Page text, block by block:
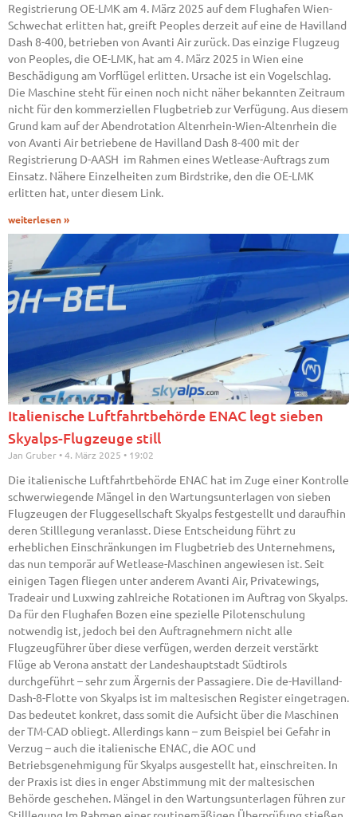
Registrierung OE-LMK am 4. März 2025 auf dem Flughafen Wien-
Schwechat erlitten hat, greift Peoples derzeit auf eine de Havilland
Dash 8-400, betrieben von Avanti Air zurück. Das einzige Flugzeug
von Peoples, die OE-LMK, hat am 4. März 2025 in Wien eine
Beschädigung am Vorflügel erlitten. Ursache ist ein Vogelschlag.
Die Maschine steht für einen noch nicht näher bekannten Zeitraum
nicht für den kommerziellen Flugbetrieb zur Verfügung. Aus diesem
Grund kam auf der Abendrotation Altenrhein-Wien-Altenrhein die
von Avanti Air betriebene de Havilland Dash 8-400 mit der
Registrierung D-AASH im Rahmen eines Wetlease-Auftrags zum
Einsatz. Nähere Einzelheiten zum Birdstrike, den die OE-LMK
erlitten hat, unter diesem Link.
weiterlesen »
Italienische Luftfahrtbehörde ENAC legt sieben
Skyalps-Flugzeuge still
Jan Gruber 4. März 2025 19:02
Die italienische Luftfahrtbehörde ENAC hat im Zuge einer Kontrolle
schwerwiegende Mängel in den Wartungsunterlagen von sieben
Flugzeugen der Fluggesellschaft Skyalps festgestellt und daraufhin
deren Stilllegung veranlasst. Diese Entscheidung führt zu
erheblichen Einschränkungen im Flugbetrieb des Unternehmens,
das nun temporär auf Wetlease-Maschinen angewiesen ist. Seit
einigen Tagen fliegen unter anderem Avanti Air, Privatewings,
Tradeair und Luxwing zahlreiche Rotationen im Auftrag von Skyalps.
Da für den Flughafen Bozen eine spezielle Pilotenschulung
notwendig ist, jedoch bei den Auftragnehmern nicht alle
Flugzeugführer über diese verfügen, werden derzeit verstärkt
Flüge ab Verona anstatt der Landeshauptstadt Südtirols
durchgeführt – sehr zum Ärgernis der Passagiere. Die de-Havilland-
Dash-8-Flotte von Skyalps ist im maltesischen Register eingetragen.
Das bedeutet konkret, dass somit die Aufsicht über die Maschinen
der TM-CAD obliegt. Allerdings kann – zum Beispiel bei Gefahr in
Verzug – auch die italienische ENAC, die AOC und
Betriebsgenehmigung für Skyalps ausgestellt hat, einschreiten. In
der Praxis ist dies in enger Abstimmung mit der maltesischen
Behörde geschehen. Mängel in den Wartungsunterlagen führen zur